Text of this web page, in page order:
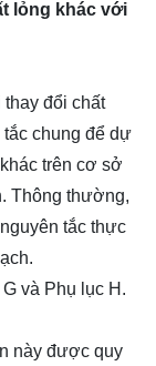
lỏng khác với
đổi chất
tắc chung để dự
trên cơ sở
Thông thường,
tắc thực
và Phụ lục H.
này được quy